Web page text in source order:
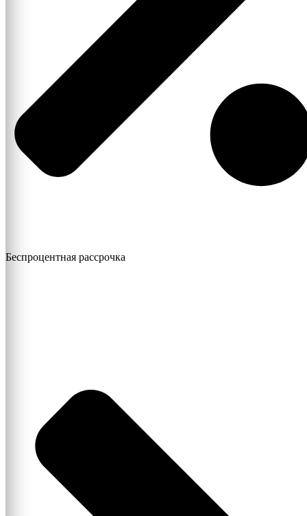
Беспроцентная рассрочка